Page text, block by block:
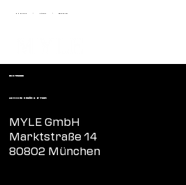
Angaben gemäß § 5 TMG:
MYLE GmbH
Marktstraße 14
80802 München
Impressum